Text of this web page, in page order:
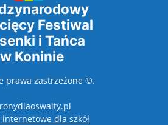
Festiwal
i Tańca
w Koninie
prawa zastrzeżone ©.
dla szkółotwiera się w